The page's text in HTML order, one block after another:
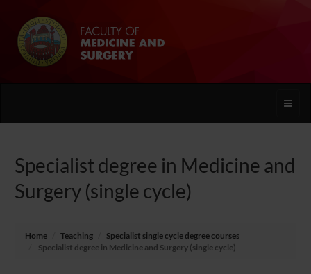
Toggle
Specialist degree in Medicine and
Surgery (single cycle)
Home Teaching
Specialist single cycle degree courses
Specialist degree in Medicine and Surgery (single cycle)